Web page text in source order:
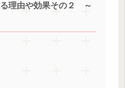
理由や効果その２ ～